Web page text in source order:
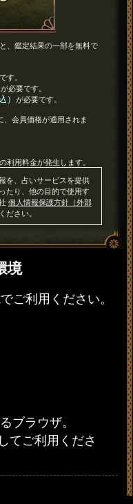
、鑑定結果の一部を無料で
。
が必要です。
） が必要です。
会員価格が適用されま
利用料金が発生します。
を、占いサービスを提供
たり、他の目的で使用す
個人情報保護方針（外部
さい。
境
ご利用ください。
ブラウザ。
てご利用くださ